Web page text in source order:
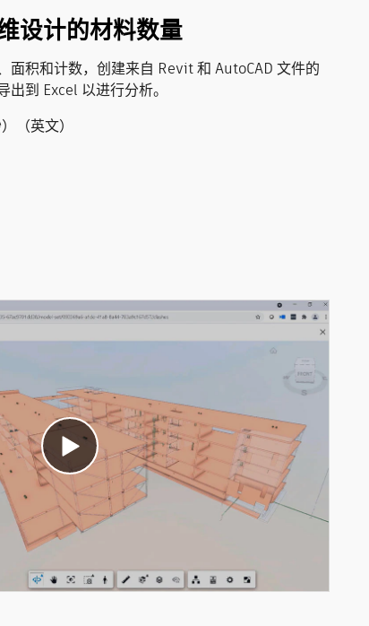
设计的材料数量
面积和计数，创建来自 Revit 和 AutoCAD 文件的
到 Excel 以进行分析。
（英文）